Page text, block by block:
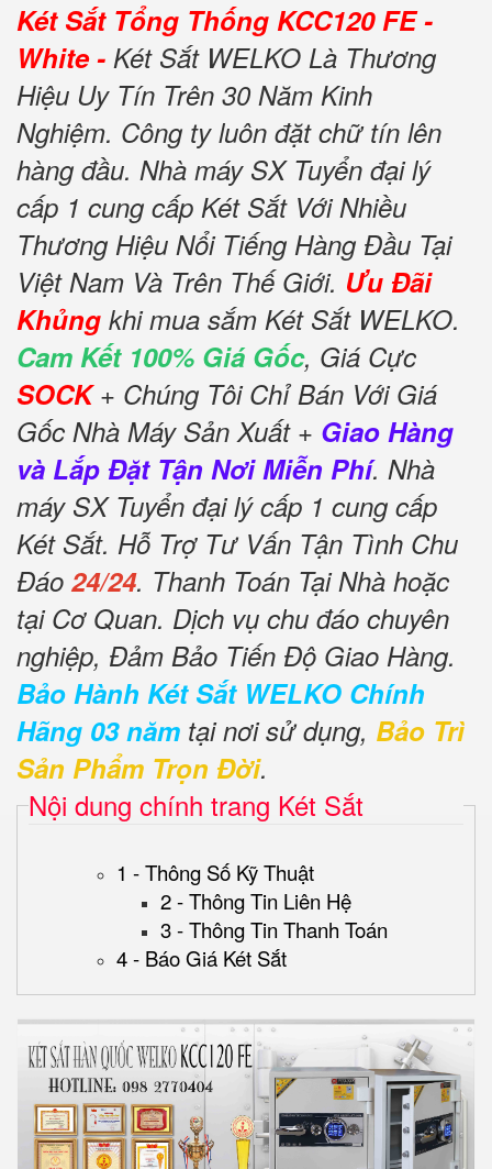
Két Sắt Tổng Thống KCC120 FE -
White - Két Sắt WELKO Là Thương
Hiệu Uy Tín Trên 30 Năm Kinh
Nghiệm. Công ty luôn đặt chữ tín lên
hàng đầu. Nhà máy SX Tuyển đại lý
cấp 1 cung cấp Két Sắt Với Nhiều
Thương Hiệu Nổi Tiếng Hàng Đầu Tại
Việt Nam Và Trên Thế Giới. Ưu Đãi
Khủng khi mua sắm Két Sắt WELKO.
Cam Kết 100% Giá Gốc, Giá Cực
SOCK+ Chúng Tôi Chỉ Bán Với Giá
Gốc Nhà Máy Sản Xuất + Giao Hàng
và Lắp Đặt Tận Nơi Miễn Phí. Nhà
máy SX Tuyển đại lý cấp 1 cung cấp
Két Sắt. Hỗ Trợ Tư Vấn Tận Tình Chu
Đáo 24/24. Thanh Toán Tại Nhà hoặc
tại Cơ Quan. Dịch vụ chu đáo chuyên
nghiệp, Đảm Bảo Tiến Độ Giao Hàng.
Bảo Hành Két Sắt WELKO Chính
Hãng 03 năm tại nơi sử dụng, Bảo Trì
Sản Phẩm Trọn Đời.
Nội dung chính trang Két Sắt
1 - Thông Số Kỹ Thuật
2 - Thông Tin Liên Hệ
3 - Thông Tin Thanh Toán
4 - Báo Giá Két Sắt